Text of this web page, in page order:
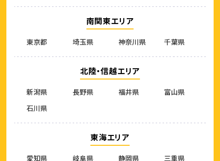
南関東エリア
東京都 埼玉県 神奈川県 千葉県
北陸・信越エリア
新潟県 長野県 福井県
富山県
石川県
東海エリア
愛知県 岐阜県 静岡県 三重県